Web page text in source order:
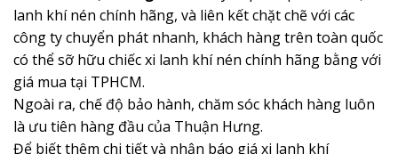
lanh khí nén chính hãng, và liên kết chặt chẽ với các
công ty chuyển phát nhanh, khách hàng trên toàn quốc
có thể sỡ hữu chiếc xi lanh khí nén chính hãng bằng với
giá mua tại TPHCM.
Ngoài ra, chế độ bảo hành, chăm sóc khách hàng luôn
là ưu tiên hàng đầu của Thuận Hưng.
Để biết thêm chi tiết và nhận báo giá xi lanh khí